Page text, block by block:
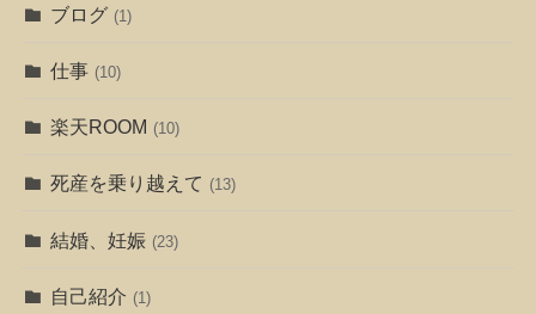
ブログ (1)
仕事 (10)
楽天ROOM (10)
死産を乗り越えて (13)
結婚、妊娠 (23)
自己紹介 (1)